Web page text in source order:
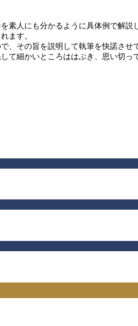
人にも分かるように具体例で解説
ます。
その旨を説明して執筆を快諾さ
細かいところははぶき、思い切